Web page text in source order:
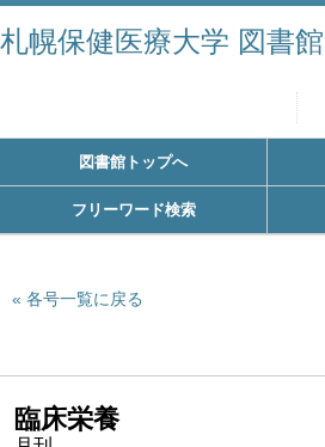
札幌保健医療大学 図書館
図書館トップへ
フリーワード検索
各号一覧に戻る
臨床栄養